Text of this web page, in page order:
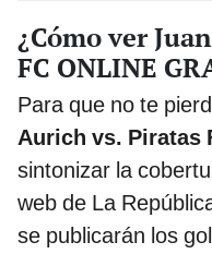
¿Cómo ver
FC ONLINE
Para que no te
Aurich vs. Piratas
sintonizar la
web de La
se publicarán los